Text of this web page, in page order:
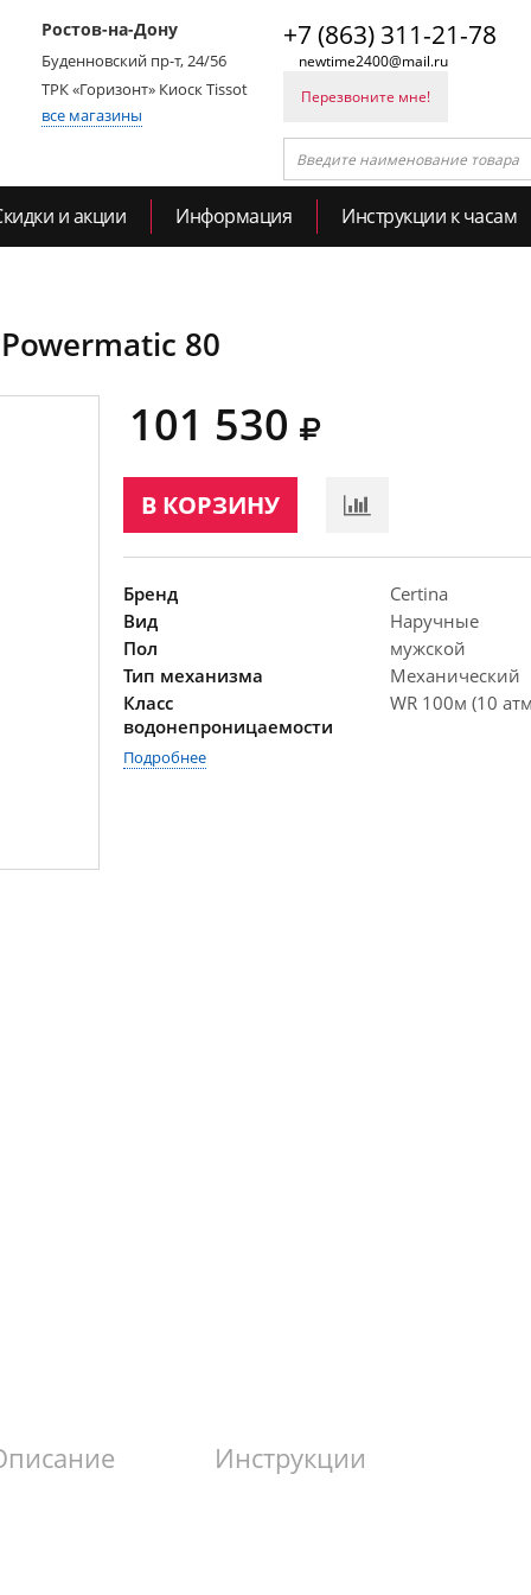
Ростов-на-Дону
Буденновский пр-т, 24/56
ТРК «Горизонт» Киоск Tissot
все магазины
+7 (863) 311-21-78
newtime2400@mail.ru
Перезвоните мне!
и акции Информация Инструкции к часам
80
101 530
В КОРЗИНУ
Бренд
Certina
Вид
Наручные
Пол
мужской
Тип механизма
Механический
Класс
водонепроницаемости
WR 100м (10
Подробнее
Инструкции